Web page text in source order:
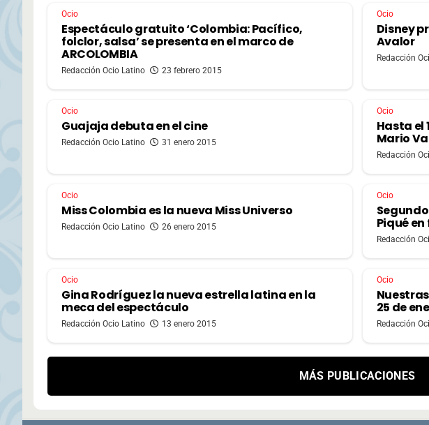
Ocio
Espectáculo gratuito ‘Colombia: Pacífico,
folclor, salsa’ se presenta en el marco de
ARCOLOMBIA
Redacción Ocio Latino 23 febrero 2015
Ocio
Disney
Avalor
Redacción
Ocio
Guajaja debuta en el cine
Redacción Ocio Latino 31 enero 2015
Ocio
Hasta el
Mario
Redacción
Ocio
Miss Colombia es la nueva Miss Universo
Redacción Ocio Latino 26 enero 2015
Ocio
Piqué
Redacción
Ocio
Gina Rodríguez la nueva estrella latina en la
meca del espectáculo
Redacción Ocio Latino 13 enero 2015
Ocio
25 de
Redacción
MÁS PUBLICACIONES